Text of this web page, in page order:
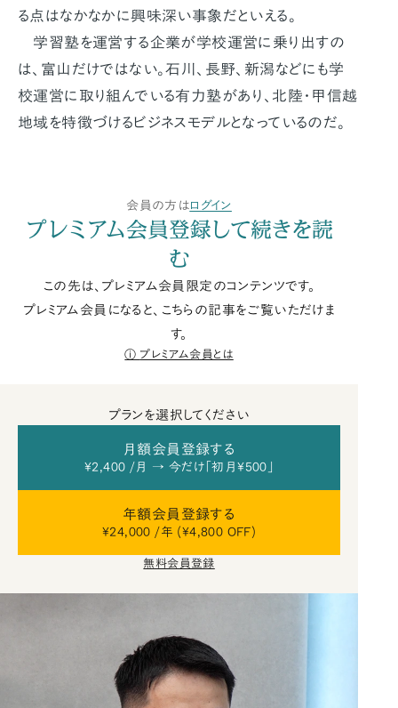
る点はなかなかに興味深い事象だといえる。
学習塾を運営する企業が学校運営に乗り出すの
は、富山だけではない。石川、長野、新潟などにも学
校運営に取り組んでいる有力塾があり、北陸・甲信越
地域を特徴づけるビジネスモデルとなっているのだ。
会員の方はログイン
プレミアム会員登録して続きを読
む
この先は、プレミアム会員限定のコンテンツです。
プレミアム会員になると、こちらの記事をご覧いただけま
す。
プレミアム会員とは
プランを選択してください
月額会員登録する
¥2,400 /月 → 今だけ「初月¥500」
年額会員登録する
¥24,000 /年 (¥4,800 OFF)
無料会員登録